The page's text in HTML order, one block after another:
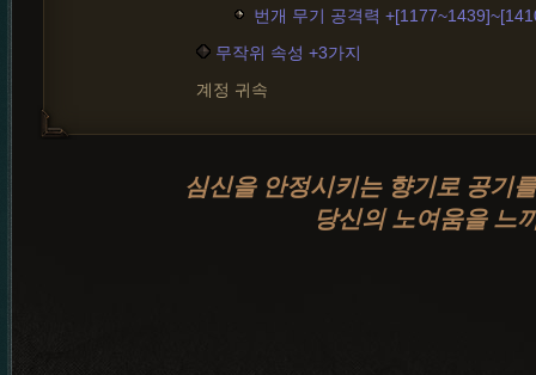
번개 무기 공격력
무작위 속성 +3가지
계정 귀속
심신을 안정시키는 향기로 공기
당신의 노여움을 느